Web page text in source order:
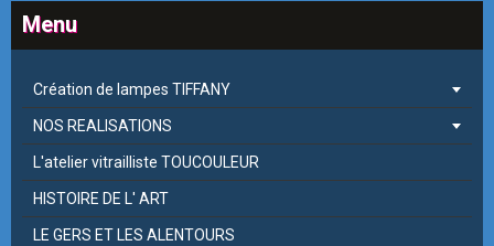
Menu
Création de lampes TIFFANY
NOS REALISATIONS
L'atelier vitrailliste TOUCOULEUR
HISTOIRE DE L' ART
LE GERS ET LES ALENTOURS